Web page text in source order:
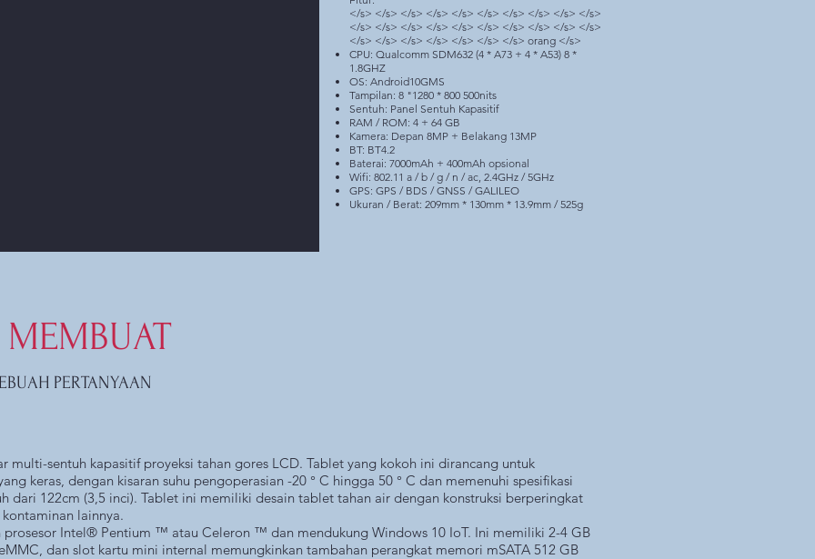
</s> </s> </s> </s> </s> </s> </s> </s> </s> </s>
</s> </s> </s> </s> </s> </s> </s> </s> </s> </s>
</s> </s> </s> </s> </s> </s> </s> orang </s>
CPU: Qualcomm SDM632 (4 * A73 + 4 * A53) 8 *
1.8GHZ
OS: Android10GMS
Tampilan: 8 "1280 * 800 500nits
Sentuh: Panel Sentuh Kapasitif
RAM / ROM: 4 + 64 GB
Kamera: Depan 8MP + Belakang 13MP
BT: BT4.2
Baterai: 7000mAh + 400mAh opsional
Wifi: 802.11 a / b / g / n / ac, 2.4GHz / 5GHz
GPS: GPS / BDS / GNSS / GALILEO
Ukuran / Berat: 209mm * 130mm * 13.9mm / 525g
MEMBUAT
PERTANYAAN
multi-sentuh kapasitif proyeksi tahan gores LCD. Tablet yang kokoh ini dirancang untuk
keras, dengan kisaran suhu pengoperasian -20 ° C hingga 50 ° C dan memenuhi spesifikasi
dari 122cm (3,5 inci). Tablet ini memiliki desain tablet tahan air dengan konstruksi berperingkat
lainnya.
Intel® Pentium ™ atau Celeron ™ dan mendukung Windows 10 IoT. Ini memiliki 2-4 GB
dan slot kartu mini internal memungkinkan tambahan perangkat memori mSATA 512 GB